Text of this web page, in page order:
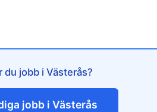
du jobb i Västerås?
jobb i Västerås